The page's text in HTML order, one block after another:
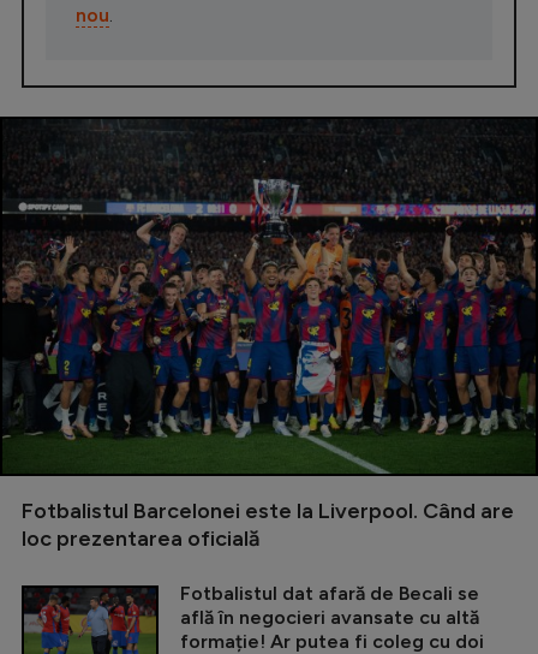
nou.
Fotbalistul Barcelonei este la Liverpool. Când are
loc prezentarea oficială
Fotbalistul dat afară de Becali se
află în negocieri avansate cu altă
formație! Ar putea fi coleg cu doi